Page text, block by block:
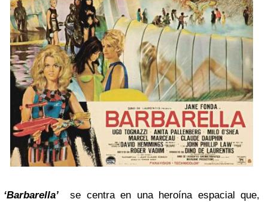
‘Barbarella’ se centra en una heroína espacial que,